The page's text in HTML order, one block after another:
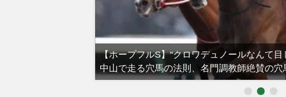
【ホープフルS】“クロワデュノールなんて
中山で走る穴馬の法則、名門調教師絶賛の穴